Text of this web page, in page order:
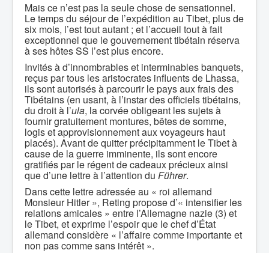
Mais ce n’est pas la seule chose de sensationnel.
Le temps du séjour de l’expédition au Tibet, plus de
six mois, l’est tout autant ; et l’accueil tout à fait
exceptionnel que le gouvernement tibétain réserva
à ses hôtes SS l’est plus encore.
Invités à d’innombrables et interminables banquets,
reçus par tous les aristocrates influents de Lhassa,
ils sont autorisés à parcourir le pays aux frais des
Tibétains (en usant, à l’instar des officiels tibétains,
du droit à l’ula, la corvée obligeant les sujets à
fournir gratuitement montures, bêtes de somme,
logis et approvisionnement aux voyageurs haut
placés). Avant de quitter précipitamment le Tibet à
cause de la guerre imminente, ils sont encore
gratifiés par le régent de cadeaux précieux ainsi
que d’une lettre à l’attention du Führer.
Dans cette lettre adressée au « roi allemand
Monsieur Hitler », Reting propose d’« intensifier les
relations amicales » entre l’Allemagne nazie (3) et
le Tibet, et exprime l’espoir que le chef d’État
allemand considère « l’affaire comme importante et
non pas comme sans intérêt ».